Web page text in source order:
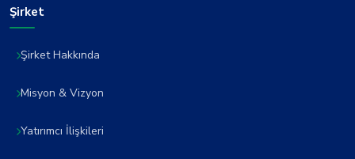
Şirket
Şirket Hakkında
Misyon & Vizyon
Yatırımcı İlişkileri